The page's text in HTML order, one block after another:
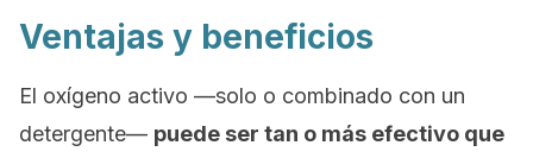
Ventajas y beneficios
El oxígeno activo —solo o combinado con un
detergente— puede ser tan o más efectivo que